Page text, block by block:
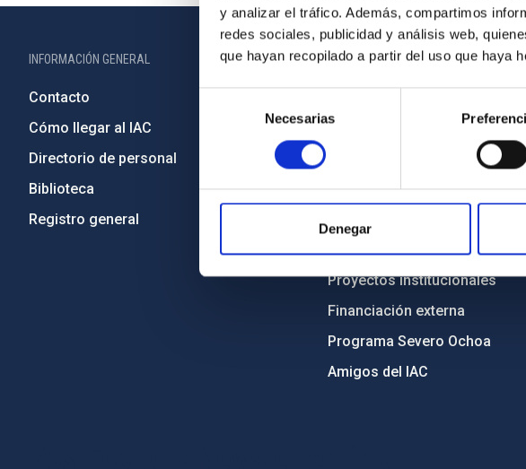
y analizar el tráfico. Además, compartimos
redes sociales, publicidad y análisis web,
que hayan recopilado a partir del uso que haya
consentimiento
Necesarias
Denegar
INFORMACIÓN GENERAL
Contacto
Cómo llegar al IAC
Directorio de personal
Biblioteca
Registro general
INFORMACIÓN INSTITUCIONAL
Transparencia
Código ético y política
Igualdad y diversidad de
Medio Ambiente y
Proyectos institucionales
Financiación externa
Programa Severo Ochoa
Amigos del IAC